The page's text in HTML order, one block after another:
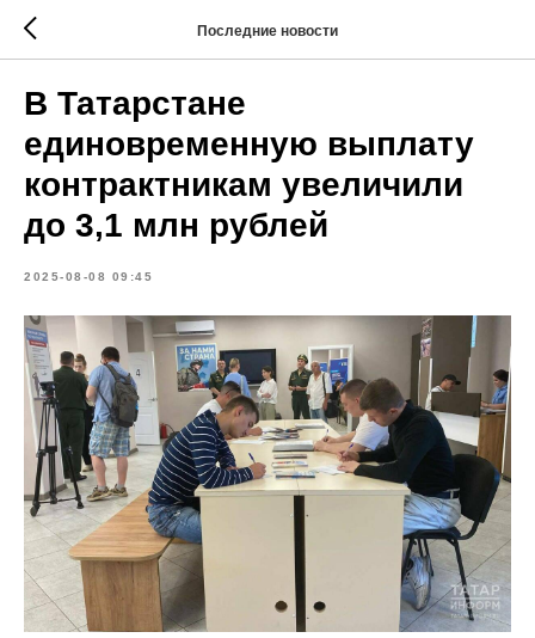
Последние новости
В Татарстане
единовременную выплату
контрактникам увеличили
до 3,1 млн рублей
2025-08-08 09:45